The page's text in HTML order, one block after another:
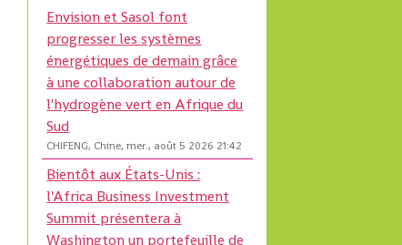
Envision et Sasol font
progresser les systèmes
énergétiques de demain grâce
à une collaboration autour de
l'hydrogène vert en Afrique du
Sud
CHIFENG, Chine, mer., août 5 2026 21:42
Bientôt aux États-Unis :
l'Africa Business Investment
Summit présentera à
Washington un portefeuille de